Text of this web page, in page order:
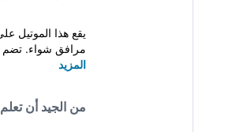
يقع هذا الموتيل
مرافق شواء.
المزيد
من الجيد أن تعلم